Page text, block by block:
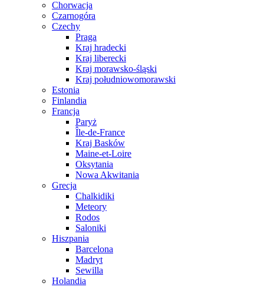
Chorwacja
Czarnogóra
Czechy
Praga
Kraj hradecki
Kraj liberecki
Kraj morawsko-śląski
Kraj południowomorawski
Estonia
Finlandia
Francja
Paryż
Île-de-France
Kraj Basków
Maine-et-Loire
Oksytania
Nowa Akwitania
Grecja
Chalkidiki
Meteory
Rodos
Saloniki
Hiszpania
Barcelona
Madryt
Sewilla
Holandia